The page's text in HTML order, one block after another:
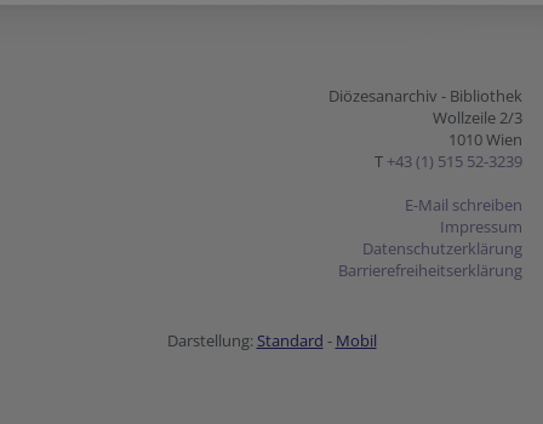
Diözesanarchiv - Bibliothek
Wollzeile 2/3
1010 Wien
T +43 (1) 515 52-3239
E-Mail schreiben
Impressum
Datenschutzerklärung
Barrierefreiheitserklärung
Darstellung: Standard - Mobil